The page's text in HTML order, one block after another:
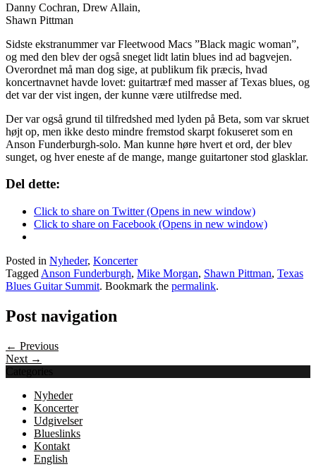
Danny Cochran, Drew Allain,
Shawn Pittman
Sidste ekstranummer var Fleetwood Macs ”Black magic woman”,
og med den blev der også sneget lidt latin blues ind ad bagvejen.
Overordnet må man dog sige, at publikum fik præcis, hvad
koncertnavnet havde lovet: guitartræf med masser af Texas blues, og
det var der vist ingen, der kunne være utilfredse med.
Der var også grund til tilfredshed med lyden på Beta, som var skruet
højt op, men ikke desto mindre fremstod skarpt fokuseret som en
Anson Funderburgh-solo. Man kunne høre hvert et ord, der blev
sunget, og hver eneste af de mange, mange guitartoner stod glasklar.
Del dette:
Click to share on Twitter (Opens in new window)
Click to share on Facebook (Opens in new window)
Posted in Nyheder, Koncerter
Tagged Anson Funderburgh, Mike Morgan, Shawn Pittman, Texas
Blues Guitar Summit. Bookmark the permalink.
Post navigation
← Previous
Next →
Categories
Nyheder
Koncerter
Udgivelser
Blueslinks
Kontakt
English